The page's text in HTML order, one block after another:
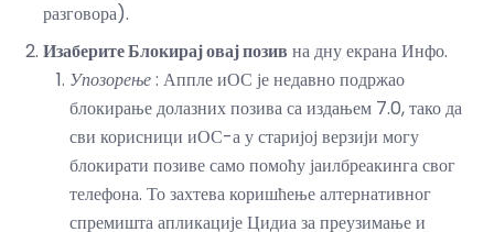
разговора).
Изаберите Блокирај овај позив на дну екрана Инфо.
Упозорење: Аппле иОС је недавно подржао
блокирање долазних позива са издањем 7.0, тако да
сви корисници иОС-а у старијој верзији могу
блокирати позиве само помоћу јаилбреакинга свог
телефона. То захтева коришћење алтернативног
спремишта апликације Цидиа за преузимање и